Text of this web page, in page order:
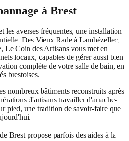
à Brest
les averses fréquentes, une installation
Des Vieux Rade à Lambézellec,
Le Coin des Artisans vous met en
locaux, capables de gérer aussi bien
complète de votre salle de bain, en
brestoises.
nombreux bâtiments reconstruits après
d'artisans travailler d'arrache-
pied, une tradition de savoir-faire que
Brest propose parfois des aides à la